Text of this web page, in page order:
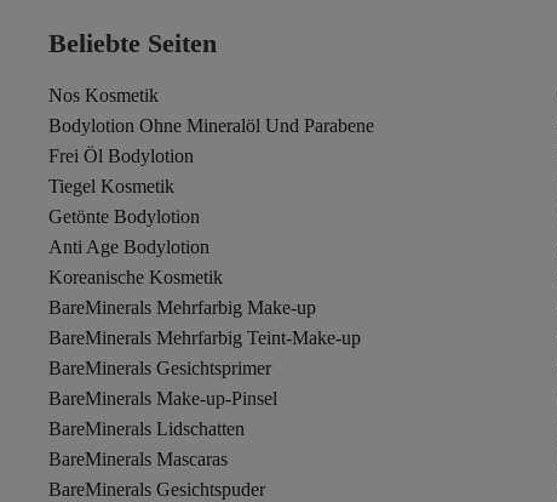
Beliebte Seiten
Nos Kosmetik
Bodylotion Ohne Mineralöl Und Parabene
Frei Öl Bodylotion
Tiegel Kosmetik
Getönte Bodylotion
Anti Age Bodylotion
Koreanische Kosmetik
BareMinerals Mehrfarbig Make-up
BareMinerals Mehrfarbig Teint-Make-up
BareMinerals Gesichtsprimer
BareMinerals Make-up-Pinsel
BareMinerals Lidschatten
BareMinerals Mascaras
BareMinerals Gesichtspuder